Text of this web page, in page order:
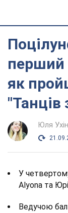
перший
як
"Танців
Юля
У
Alyona та
Ведучою